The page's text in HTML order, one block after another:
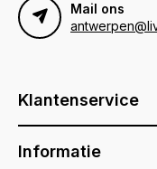
Mail ons
Klantenservice
Informatie